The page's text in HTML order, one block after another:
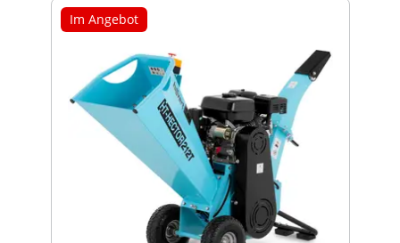
Im Angebot